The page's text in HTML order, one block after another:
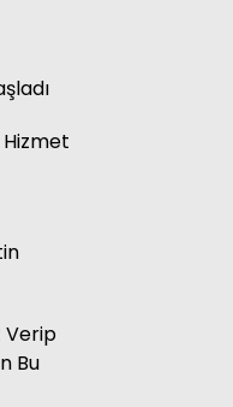
ÇAY
Hizmet
Verip
Bu